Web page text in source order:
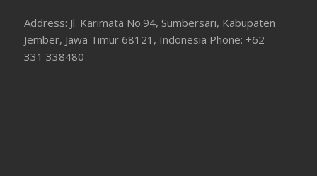
Address: Jl. Karimata No.94, Sumbersari, Kabupaten
Jember, Jawa Timur 68121, Indonesia Phone: +62
331 338480